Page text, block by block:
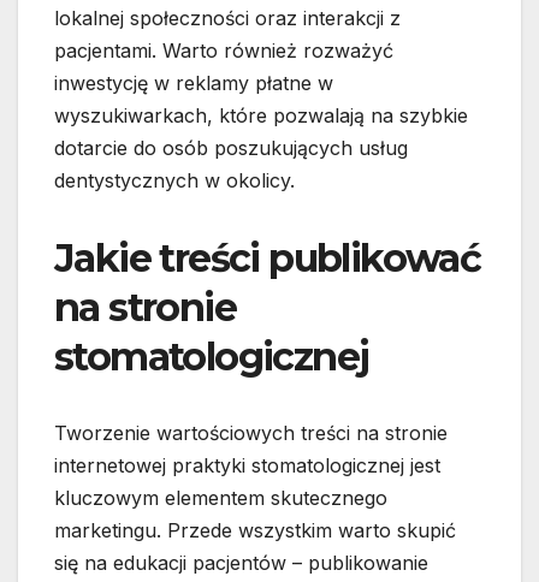
lokalnej społeczności oraz interakcji z
pacjentami. Warto również rozważyć
inwestycję w reklamy płatne w
wyszukiwarkach, które pozwalają na szybkie
dotarcie do osób poszukujących usług
dentystycznych w okolicy.
Jakie treści publikować
na stronie
stomatologicznej
Tworzenie wartościowych treści na stronie
internetowej praktyki stomatologicznej jest
kluczowym elementem skutecznego
marketingu. Przede wszystkim warto skupić
się na edukacji pacjentów – publikowanie